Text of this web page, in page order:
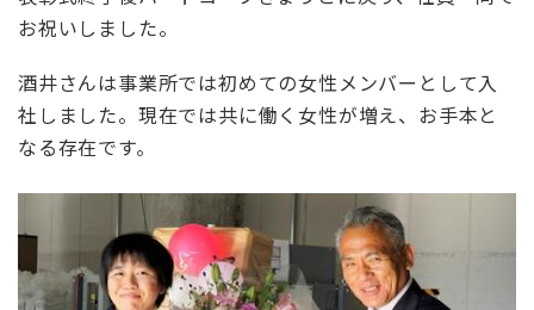
お祝いしました。
酒井さんは事業所では初めての女性メンバーとして入
社しました。現在では共に働く女性が増え、お手本と
なる存在です。